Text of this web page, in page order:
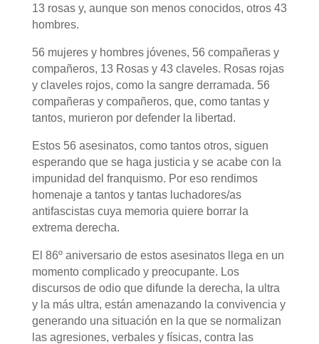
13 rosas y, aunque son menos conocidos, otros 43
hombres.
56 mujeres y hombres jóvenes, 56 compañeras y
compañeros, 13 Rosas y 43 claveles. Rosas rojas
y claveles rojos, como la sangre derramada. 56
compañeras y compañeros, que, como tantas y
tantos, murieron por defender la libertad.
Estos 56 asesinatos, como tantos otros, siguen
esperando que se haga justicia y se acabe con la
impunidad del franquismo. Por eso rendimos
homenaje a tantos y tantas luchadores/as
antifascistas cuya memoria quiere borrar la
extrema derecha.
El 86º aniversario de estos asesinatos llega en un
momento complicado y preocupante. Los
discursos de odio que difunde la derecha, la ultra
y la más ultra, están amenazando la convivencia y
generando una situación en la que se normalizan
las agresiones, verbales y físicas, contra las